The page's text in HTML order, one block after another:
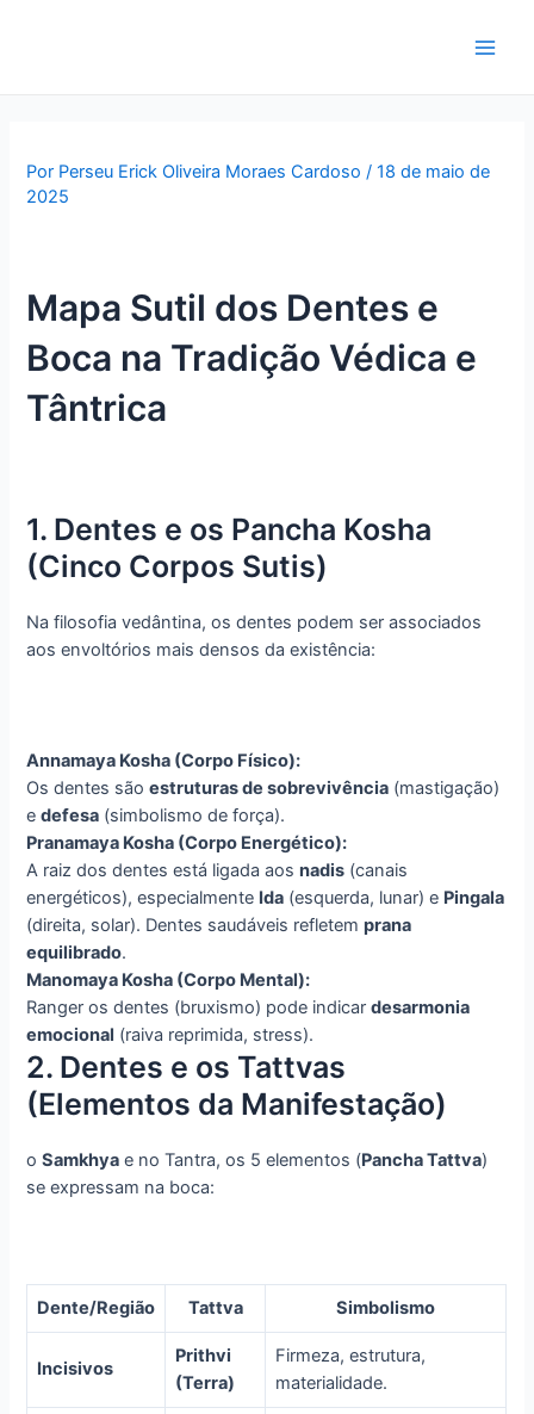
Por Perseu Erick Oliveira Moraes Cardoso/18 de maio de
2025
Mapa Sutil dos Dentes e
Boca na Tradição Védica e
Tântrica
1. Dentes e os Pancha Kosha
(Cinco Corpos Sutis)
Na filosofia vedântina, os dentes podem ser associados
aos envoltórios mais densos da existência:
Annamaya Kosha (Corpo Físico):
Os dentes sãoestruturas de sobrevivência (mastigação)
edefesa (simbolismo de força).
Pranamaya Kosha (Corpo Energético):
A raiz dos dentes está ligada aosnadis (canais
energéticos), especialmente Ida (esquerda, lunar) e Pingala
(direita, solar). Dentes saudáveis refletemprana
equilibrado.
Manomaya Kosha (Corpo Mental):
Ranger os dentes (bruxismo) pode indicardesarmonia
emocional (raiva reprimida, stress).
2. Dentes e os Tattvas
(Elementos da Manifestação)
oSamkhya e no Tantra, os 5 elementos (Pancha Tattva)
se expressam na boca:
Dente/Região Tattva Simbolismo
Incisivos
Prithvi
(Terra)
Firmeza, estrutura,
materialidade.